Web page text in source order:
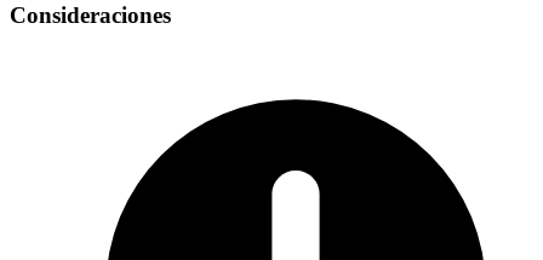
Consideraciones